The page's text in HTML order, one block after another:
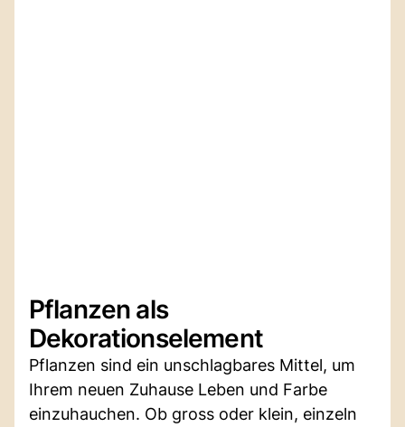
Pflanzen als
Dekorationselement
Pflanzen sind ein unschlagbares Mittel, um
Ihrem neuen Zuhause Leben und Farbe
einzuhauchen. Ob gross oder klein, einzeln